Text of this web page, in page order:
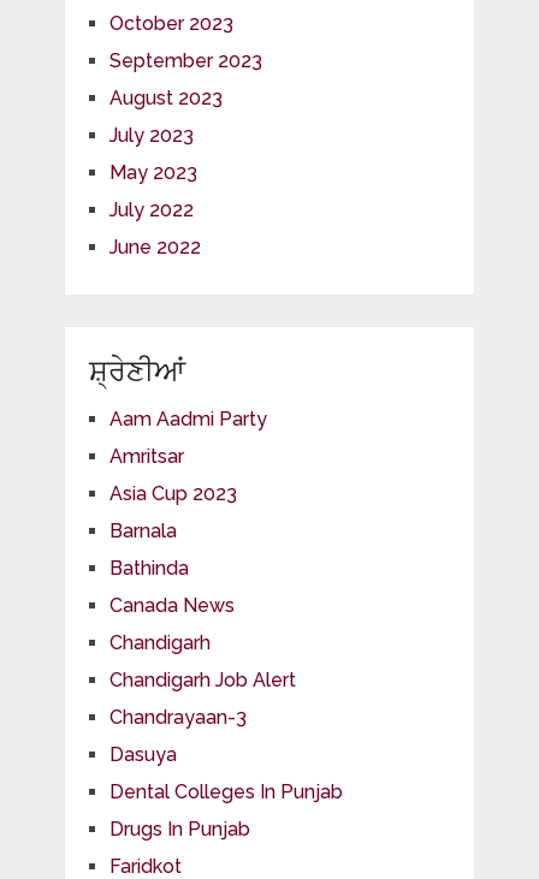
October 2023
September 2023
August 2023
July 2023
May 2023
July 2022
June 2022
ਸ਼੍ਰੇਣੀਆਂ
Aam Aadmi Party
Amritsar
Asia Cup 2023
Barnala
Bathinda
Canada News
Chandigarh
Chandigarh Job Alert
Chandrayaan-3
Dasuya
Dental Colleges In Punjab
Drugs In Punjab
Faridkot